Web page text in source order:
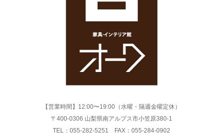
【営業時間】12:00〜19:00（水曜・隔週金曜定休）
〒400-0306 山梨県南アルプス市小笠原380-1
TEL：055-282-5251 FAX：055-284-0902